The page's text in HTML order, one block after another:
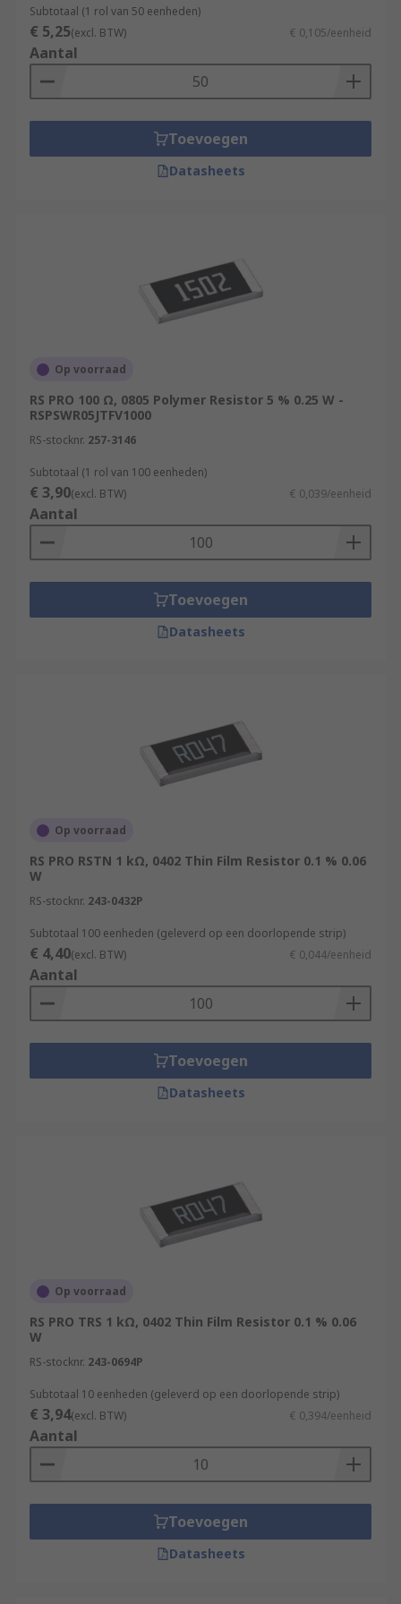
Subtotaal (1 rol van 50 eenheden)
€ 5,25(excl. BTW) € 0,105/eenheid
Aantal
Toevoegen
Datasheets
Op voorraad
RS PRO 100 Ω, 0805 Polymer Resistor 5 % 0.25 W -
RSPSWR05JTFV1000
RS-stocknr. 257-3146
Subtotaal (1 rol van 100 eenheden)
€ 3,90(excl. BTW) € 0,039/eenheid
Aantal
Toevoegen
Datasheets
Op voorraad
RS PRO RSTN 1 kΩ, 0402 Thin Film Resistor 0.1 % 0.06
W
RS-stocknr. 243-0432P
Subtotaal 100 eenheden (geleverd op een doorlopende strip)
€ 4,40(excl. BTW) € 0,044/eenheid
Aantal
Toevoegen
Datasheets
Op voorraad
RS PRO TRS 1 kΩ, 0402 Thin Film Resistor 0.1 % 0.06
W
RS-stocknr. 243-0694P
Subtotaal 10 eenheden (geleverd op een doorlopende strip)
€ 3,94(excl. BTW) € 0,394/eenheid
Aantal
Toevoegen
Datasheets